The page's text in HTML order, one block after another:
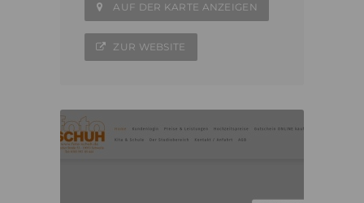
AUF DER KARTE ANZEIGEN
ZUR WEBSITE